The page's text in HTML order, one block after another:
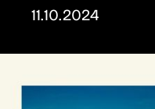
11.10.2024